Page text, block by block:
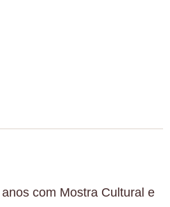
com Mostra Cultural e